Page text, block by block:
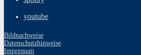
youtube
Bildnachweise
Datenschutzhinweise
Impressum